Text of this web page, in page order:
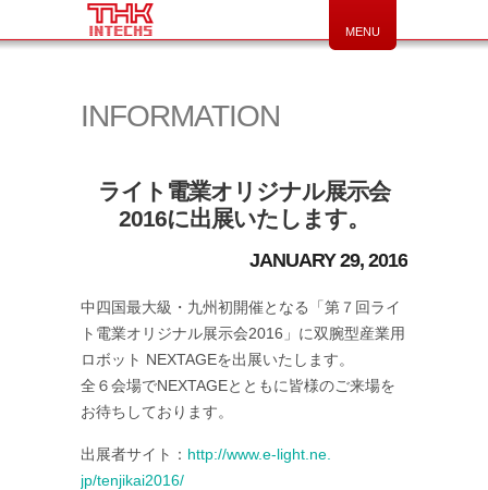
MENU
INFORMATION
ライト電業オリジナル展示会
2016に出展いたします。
JANUARY 29, 2016
中四国最大級・九州初開催となる「 第７回ライ
ト電業オリジナル展示会2016」に双腕型産業用
ロボット NEXTAGEを出展いたします。
全６会場でNEXTAGEとともに皆様のご来場を
お待ちしており ます。
出展者サイト： http://www.e-light.ne.
jp/tenjikai2016/